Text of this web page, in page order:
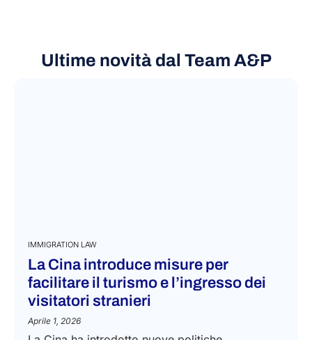
Ultime novità dal Team A&P
IMMIGRATION LAW
La Cina introduce misure per
facilitare il turismo e l’ingresso dei
visitatori stranieri
Aprile 1, 2026